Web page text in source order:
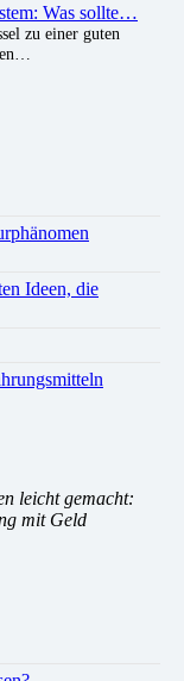
Was sollte…
zu einer guten
Ideen, die
leicht gemacht:
mit Geld